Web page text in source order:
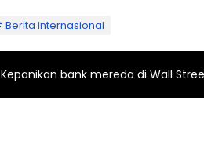
Berita Internasional
Kepanikan bank mereda di Wall